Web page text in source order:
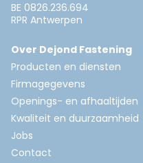
BE 0826.236.694
RPR Antwerpen
Over Dejond Fastening
Producten en diensten
Firmagegevens
Openings- en afhaaltijden
Kwaliteit en duurzaamheid
Jobs
Contact